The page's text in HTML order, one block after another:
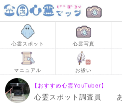
心霊スポット 心霊写真
マニュアル お祓い
【おすすめ心霊YouTuber】
心霊スポット調査員